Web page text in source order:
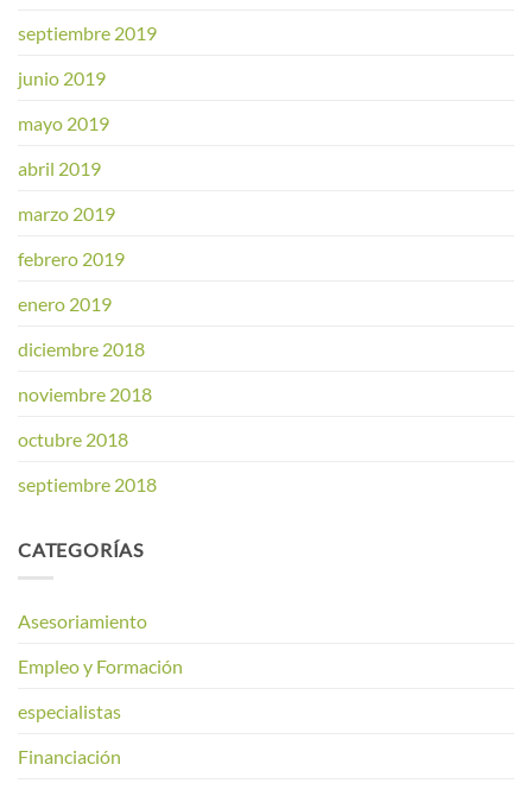
septiembre 2019
junio 2019
mayo 2019
abril 2019
marzo 2019
febrero 2019
enero 2019
diciembre 2018
noviembre 2018
octubre 2018
septiembre 2018
CATEGORÍAS
Asesoriamiento
Empleo y Formación
especialistas
Financiación